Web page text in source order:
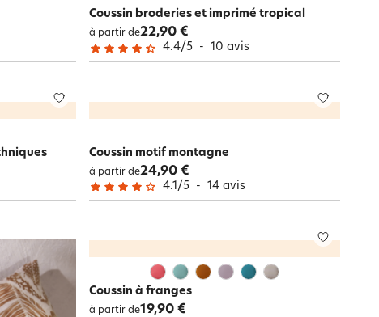
Coussin broderies et imprimé tropical
à partir de22,90 €
4.4/5 - 10 avis
Coussin motif montagne
à partir de24,90 €
4.1 /5 - 14 avis
Coussin à franges
à partir de19,90 €